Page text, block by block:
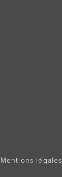
Mentions légales